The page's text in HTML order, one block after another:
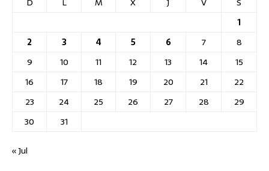
1
2
3 4 5 6 7
8
9
10 11 12 13 14
15
16
17 18 19 20 21
22
23
24 25 26 27 28
29
30
31
« Jul